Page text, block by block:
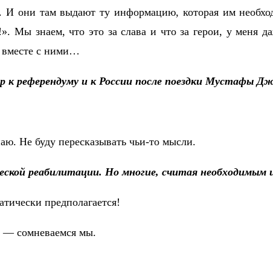
И они там выдают ту информацию, которая им
Мы знаем, что это за слава и что за герои, у меня
вместе с ними…
и к России после поездки Мустафы
Не буду пересказывать чьи-то мысли.
реабилитации. Но многие, считая
предполагается!
— сомневаемся мы.